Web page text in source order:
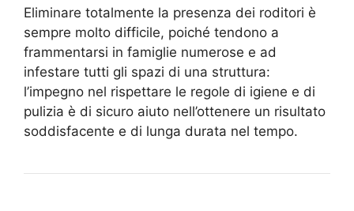
Eliminare totalmente la presenza dei roditori è
sempre molto difficile, poiché tendono a
frammentarsi in famiglie numerose e ad
infestare tutti gli spazi di una struttura:
l’impegno nel rispettare le regole di igiene e di
pulizia è di sicuro aiuto nell’ottenere un risultato
soddisfacente e di lunga durata nel tempo.